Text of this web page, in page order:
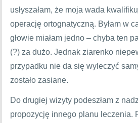
usłyszałam, że moja wada
operację ortognatyczną. Byłam w
głowie miałam jedno – chyba ten
(?) za dużo. Jednak ziarenko
przypadku nie da się wyleczyć
zostało zasiane.
Do drugiej wizyty podeszłam z
propozycję innego planu leczenia.